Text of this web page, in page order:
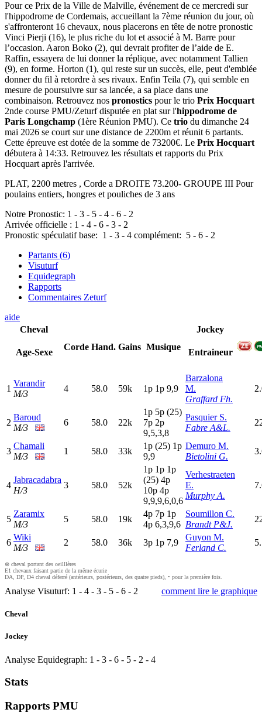
Pour ce Prix de la Ville de Malville, événement de ce mercredi sur
l'hippodrome de Cordemais, accueillant la 7ème réunion du jour, où
s'affronteront 16 chevaux, nous placerons en tête de notre pronostic
Vinci Pierji (16), le plus riche du lot et associé à M. Barre pour
l’occasion. Aaron Boko (2), qui devrait profiter de l’aide de E.
Raffin, essayera de lui donner la réplique, avec notamment Tallien
(9), en forme. Horton (1), qui reste sur un succès, elle, peut d'emblée
donner du fil à retordre à ses rivaux. Enfin Teila (7), qui semble en
mesure de poursuivre sur sa lancée, a sa place dans une
combinaison. Retrouvez nos pronostics pour le trio Prix Hocquart
2nde course PMU/Zeturf disputée en plat sur l'hippodrome de
Paris Longchamp (1ère Réunion PMU). Ce trio du dimanche 24
mai 2026 se court sur une distance de 2200m et réunit 6 partants.
Cette épreuve est dotée de la somme de 73200€. Le Prix Hocquart
débutera à 14:33. Retrouvez les résultats et rapports du Prix
Hocquart après l'arrivée.
PLAT, 2200 metres , Corde a DROITE 73.200- GROUPE III Pour
poulains entiers, hongres et pouliches de 3 ans
Notre Pronostic: 1 - 3 - 5 - 4 - 6 - 2
Arrivée officielle : 1 - 4 - 6 - 3 - 2
Pronostic spéculatif base: 1 - 3 - 4 complément: 5 - 6 - 2
Partants (6)
Visuturf
Equidegraph
Rapports
Commentaires Zeturf
aide
Cheval
Age-Sexe
Corde Hand. Gains Musique
Jockey
Entraineur
1
Varandir
M/3
4 58.0 59k 1p 1p 9,9
Barzalona
M.
Graffard Fh.
2
Baroud
M/3
6 58.0 22k
1p 5p (25)
7p 2p
9,5,3,8
Pasquier S.
Fabre A&L.
3
Chamali
M/3
1 58.0 33k
1p (25) 1p
9,9
Demuro M.
Bietolini G.
4
Jabracadabra
H/3
3 58.0 52k
1p 1p 1p
(25) 4p
10p 4p
9,9,9,6,0,6
Verhestraeten
E.
Murphy A.
5
Zaramix
M/3
5 58.0 19k
4p 7p 1p
4p 6,3,9,6
Soumillon C.
Brandt P&J.
6
Wiki
M/3
2 58.0 36k 3p 1p 7,9
Guyon M.
Ferland C.
⊗ cheval portant des oeilllères
E1 chevaux faisant partie de la même écurie
DA, DP, D4 cheval déferré (antérieurs, postérieurs, des quatre pieds), • pour la première fois.
Analyse Visuturf: 1 - 4 - 3 - 5 - 6 - 2 comment lire le graphique
Cheval
Jockey
Analyse Equidegraph: 1 - 3 - 6 - 5 - 2 - 4
Stats
Rapports PMU